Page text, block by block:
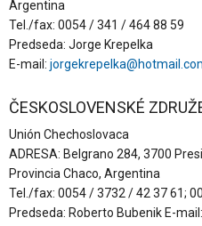
Argentina
Tel./fax: 0054 / 341 / 464 88 59
Predseda: Jorge Krepelka
E-mail:
ČESKOSLOVENSKÉ
Unión Chechoslovaca
ADRESA: Belgrano 284, 3700
Provincia Chaco, Argentina
Tel./fax: 0054 / 3732 / 42 37 61;
Predseda: Roberto Bubenik E-mail: